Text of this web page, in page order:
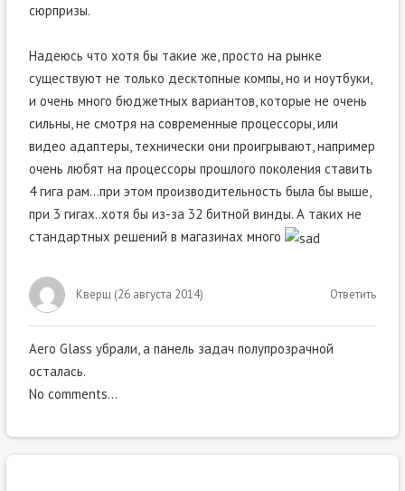
сюрпризы.
Надеюсь что хотя бы такие же, просто на рынке
существуют не только десктопные компы, но и ноутбуки,
и очень много бюджетных вариантов, которые не очень
сильны, не смотря на современные процессоры, или
видео адаптеры, технически они проигрывают, например
очень любят на процессоры прошлого поколения ставить
4 гига рам…при этом производительность была бы выше,
при 3 гигах..хотя бы из-за 32 битной винды. А таких не
стандартных решений в магазинах много
Кверщ(26 августа 2014) Ответить
Aero Glass убрали, а панель задач полупрозрачной
осталась.
No comments…